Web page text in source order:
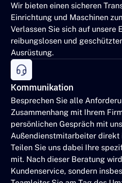
Wir bieten einen sicheren
Einrichtung und Maschinen
Verlassen Sie sich auf unsere
reibungslosen und
Ausrüstung.
Kommunikation
Besprechen Sie alle
Zusammenhang mit Ihrem
persönlichen Gespräch mit
Außendienstmitarbeiter direkt
Teilen Sie uns dabei Ihre
mit. Nach dieser Beratung
Kundenservice, sondern